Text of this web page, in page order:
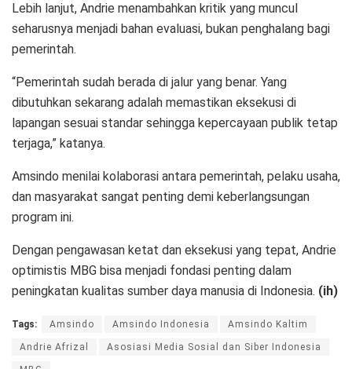
Lebih lanjut, Andrie menambahkan kritik yang muncul
seharusnya menjadi bahan evaluasi, bukan penghalang bagi
pemerintah.
“Pemerintah sudah berada di jalur yang benar. Yang
dibutuhkan sekarang adalah memastikan eksekusi di
lapangan sesuai standar sehingga kepercayaan publik tetap
terjaga,” katanya.
Amsindo menilai kolaborasi antara pemerintah, pelaku usaha,
dan masyarakat sangat penting demi keberlangsungan
program ini.
Dengan pengawasan ketat dan eksekusi yang tepat, Andrie
optimistis MBG bisa menjadi fondasi penting dalam
peningkatan kualitas sumber daya manusia di Indonesia. (ih)
Tags: Amsindo Amsindo Indonesia Amsindo Kaltim
Andrie Afrizal Asosiasi Media Sosial dan Siber Indonesia